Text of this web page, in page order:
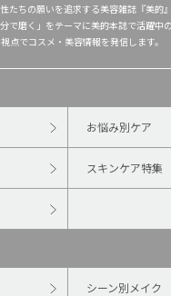
たちの願いを追求する美容雑誌『美的
で磨く」をテーマに美的本誌で活躍中
点でコスメ・美容情報を発信します。
お悩み別ケア
スキンケア特集
シーン別メイク